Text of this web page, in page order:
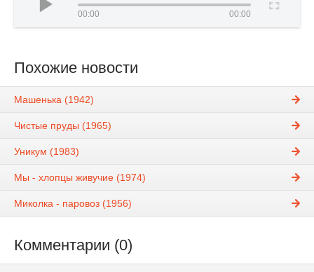
00:00 00:00
Похожие новости
Машенька (1942)
Чистые пруды (1965)
Уникум (1983)
Мы - хлопцы живучие (1974)
Миколка - паровоз (1956)
Комментарии (0)